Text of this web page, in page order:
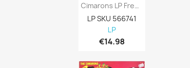
Cimarons LP Freedom Street Kansi EX Levy...
LP SKU 566741
LP
€14.98